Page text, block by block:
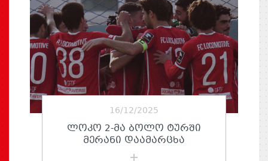
16/12/2025
ᲚᲝᲙᲝ 2-ᲛᲐ ᲑᲝᲚᲝ ᲢᲣᲠᲨᲘ
ᲛᲔᲠᲐᲜᲘ ᲓᲐᲐᲛᲐᲠᲪᲮᲐ